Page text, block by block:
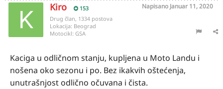
Kiro 153 Napisano Januar 11, 2020
Drug član, 1334 postova
Lokacija: Beograd
Motocikl: GSA
Kaciga u odličnom stanju, kupljena u Moto Landu i
nošena oko sezonu i po. Bez ikakvih oštećenja,
unutrašnjost odlično očuvana i čista.